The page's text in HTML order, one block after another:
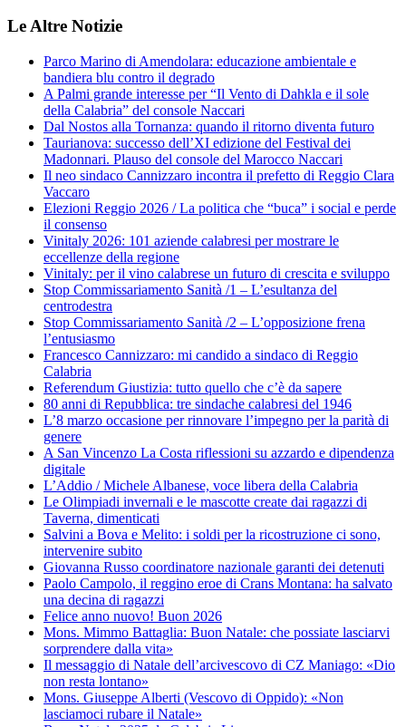
Le Altre Notizie
Parco Marino di Amendolara: educazione ambientale e
bandiera blu contro il degrado
A Palmi grande interesse per “Il Vento di Dahkla e il sole
della Calabria” del console Naccari
Dal Nostos alla Tornanza: quando il ritorno diventa futuro
Taurianova: successo dell’XI edizione del Festival dei
Madonnari. Plauso del console del Marocco Naccari
Il neo sindaco Cannizzaro incontra il prefetto di Reggio Clara
Vaccaro
Elezioni Reggio 2026 / La politica che “buca” i social e perde
il consenso
Vinitaly 2026: 101 aziende calabresi per mostrare le
eccellenze della regione
Vinitaly: per il vino calabrese un futuro di crescita e sviluppo
Stop Commissariamento Sanità /1 – L’esultanza del
centrodestra
Stop Commissariamento Sanità /2 – L’opposizione frena
l’entusiasmo
Francesco Cannizzaro: mi candido a sindaco di Reggio
Calabria
Referendum Giustizia: tutto quello che c’è da sapere
80 anni di Repubblica: tre sindache calabresi del 1946
L’8 marzo occasione per rinnovare l’impegno per la parità di
genere
A San Vincenzo La Costa riflessioni su azzardo e dipendenza
digitale
L’Addio / Michele Albanese, voce libera della Calabria
Le Olimpiadi invernali e le mascotte create dai ragazzi di
Taverna, dimenticati
Salvini a Bova e Melito: i soldi per la ricostruzione ci sono,
intervenire subito
Giovanna Russo coordinatore nazionale garanti dei detenuti
Paolo Campolo, il reggino eroe di Crans Montana: ha salvato
una decina di ragazzi
Felice anno nuovo! Buon 2026
Mons. Mimmo Battaglia: Buon Natale: che possiate lasciarvi
sorprendere dalla vita»
Il messaggio di Natale dell’arcivescovo di CZ Maniago: «Dio
non resta lontano»
Mons. Giuseppe Alberti (Vescovo di Oppido): «Non
lasciamoci rubare il Natale»